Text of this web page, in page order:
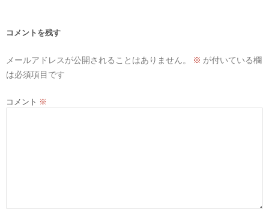
シ
ン
コメントを残す
メールアドレスが公開されることはありません。 ※ が付いている欄
は必須項目です
コメント ※